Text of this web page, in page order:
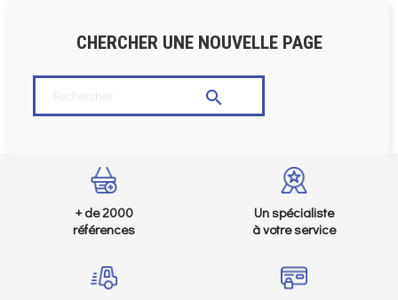
CHERCHER UNE NOUVELLE PAGE

+ de 2000
références
Un spécialiste
à votre service